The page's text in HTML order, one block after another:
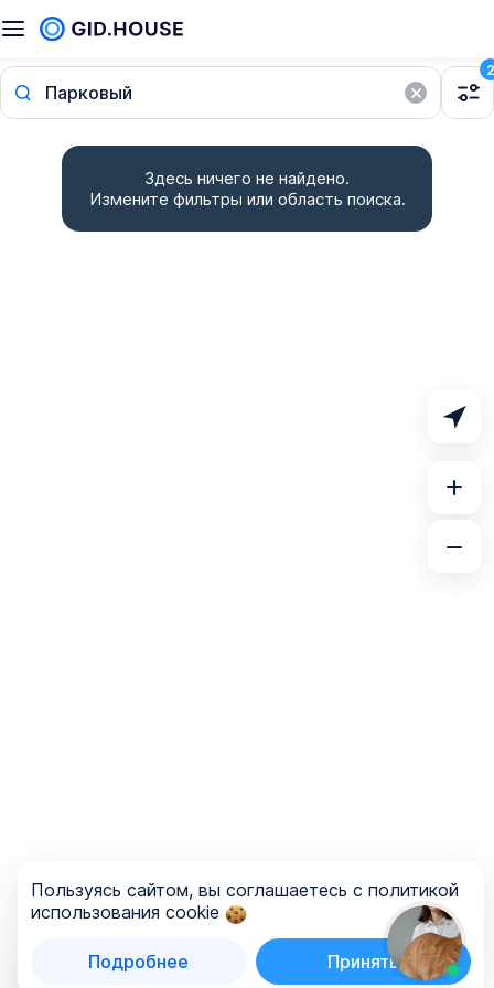
Парковый
2
Список
Здесь ничего не найдено.
Измените фильтры или область поиска.
Пользуясь сайтом, вы соглашаетесь с политикой
использования cookie
Подробнее Принять